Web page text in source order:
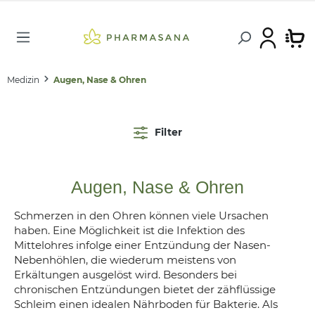
Medizin Augen, Nase & Ohren
Filter
Augen, Nase & Ohren
Schmerzen in den Ohren können viele Ursachen
haben. Eine Möglichkeit ist die Infektion des
Mittelohres infolge einer Entzündung der Nasen-
Nebenhöhlen, die wiederum meistens von
Erkältungen ausgelöst wird. Besonders bei
chronischen Entzündungen bietet der zähflüssige
Schleim einen idealen Nährboden für Bakterie. Als